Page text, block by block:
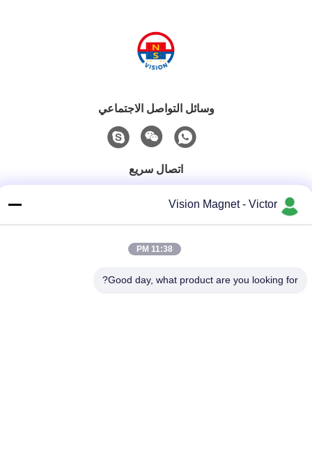
وسائل التواصل الاجتماعي
اتصال سريع
Vision Magnet - Victor
11:38 PM
Good day, what product are you looking for?